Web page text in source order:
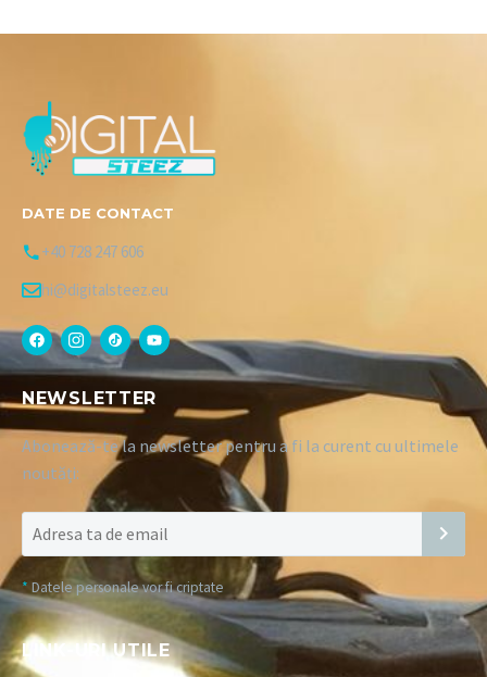
DATE DE CONTACT
+40 728 247 606
hi@digitalsteez.eu
NEWSLETTER
Abonează-te la newsletter pentru a fi la curent cu ultimele
noutăți:
* Datele personale vor fi criptate
LINK-URI UTILE